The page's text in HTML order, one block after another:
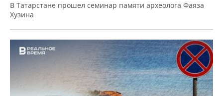
В Татарстане прошел семинар памяти археолога Фаяза
Хузина